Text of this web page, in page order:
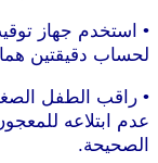
• استخدم جهاز
لحساب دقيقتين
• راقب الطفل
عدم ابتلاعه
الصحيحة.